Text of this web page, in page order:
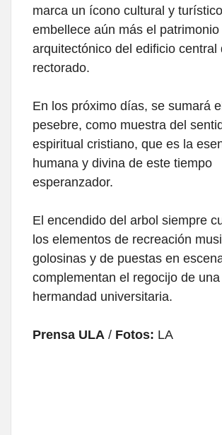
marca un ícono cultural y
embellece aún más el patrimonio
arquitectónico del edificio central
rectorado.
En los próximo días, se sumará
pesebre, como muestra del
espiritual cristiano, que es la
humana y divina de este tiempo
esperanzador.
El encendido del arbol siempre
los elementos de recreación
golosinas y de puestas en
complementan el regocijo de
hermandad universitaria.
Prensa ULA / Fotos: LA